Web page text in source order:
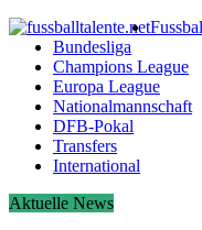
Bundesliga
Champions League
Europa League
Nationalmannschaft
DFB-Pokal
Transfers
International
Aktuelle News